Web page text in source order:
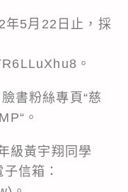
年5月22日止，採
。
書粉絲專頁“慈
。
級黃宇翔同學
信箱：